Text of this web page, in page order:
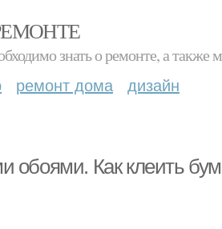
знать о ремонте, а
ремонт дома дизайн
обоями. Как клеить